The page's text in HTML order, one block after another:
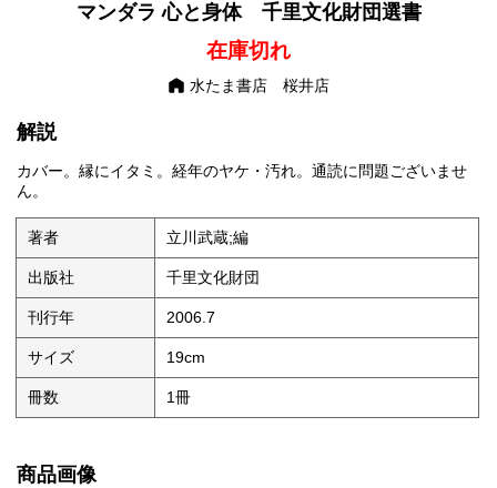
マンダラ 心と身体 千里文化財団選書
在庫切れ
水たま書店 桜井店
解説
カバー。縁にイタミ。経年のヤケ・汚れ。通読に問題ございませ
ん。
著者 立川武蔵;編
出版社 千里文化財団
刊行年 2006.7
サイズ 19cm
冊数 1冊
商品画像